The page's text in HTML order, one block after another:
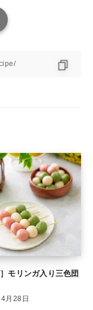
］モリンガ入り三色団
月28日